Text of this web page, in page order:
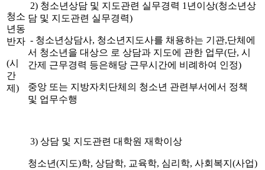
청소
년동
반자
(시
간
제)
2) 청소년상담 및 지도관련 실무경력 1년이상(청소년상
담 및 지도관련 실무경력)
- 청소년상담사, 청소년지도사를 채용하는 기관,단체에
서 청소년을 대상으 로 상담과 지도에 관한 업무(단, 시
간제 근무경력 등은해당 근무시간에 비례하여 인정)
중앙 또는 지방자치단체의 청소년 관련부서에서 정책
및 업무수행
3) 상담 및 지도관련 대학원 재학이상
청소년(지도)학, 상담학, 교육학, 심리학, 사회복지(사업)